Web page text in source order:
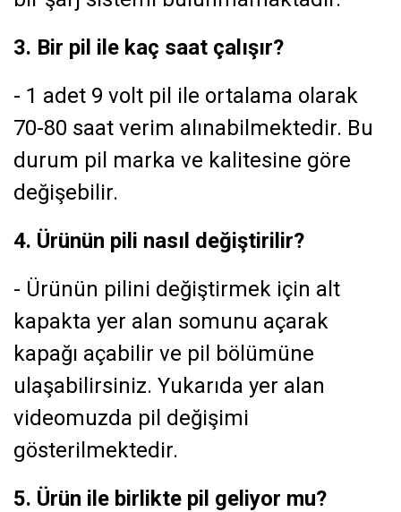
3. Bir pil ile kaç saat çalışır?
- 1 adet 9 volt pil ile ortalama olarak
70-80 saat verim alınabilmektedir. Bu
durum pil marka ve kalitesine göre
değişebilir.
4. Ürünün pili nasıl değiştirilir?
- Ürünün pilini değiştirmek için alt
kapakta yer alan somunu açarak
kapağı açabilir ve pil bölümüne
ulaşabilirsiniz. Yukarıda yer alan
videomuzda pil değişimi
gösterilmektedir.
5. Ürün ile birlikte pil geliyor mu?